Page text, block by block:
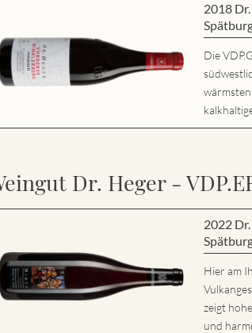
2018
Die
Dr. Heger -
2022
Hier am
zeigt
und